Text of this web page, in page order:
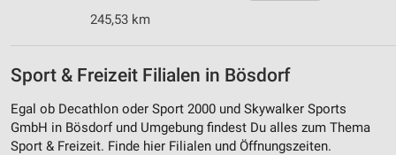
245,53 km
Sport & Freizeit Filialen in Bösdorf
Egal ob Decathlon oder Sport 2000 und Skywalker Sports
GmbH in Bösdorf und Umgebung findest Du alles zum Thema
Sport & Freizeit. Finde hier Filialen und Öffnungszeiten.